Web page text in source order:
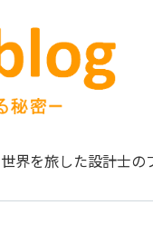
世界を旅した設計士の